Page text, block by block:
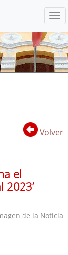
Volver
el
2023’